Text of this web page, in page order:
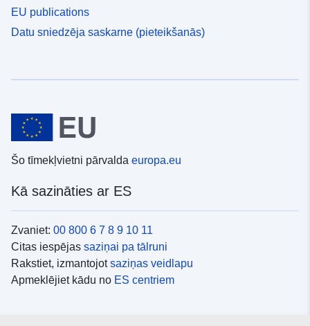
EU publications
Datu sniedzēja saskarne (pieteikšanās)
Šo tīmekļvietni pārvalda europa.eu
Kā sazināties ar ES
Zvaniet: 00 800 6 7 8 9 10 11
Citas iespējas saziņai pa tālruni
Rakstiet, izmantojotsaziņas veidlapu
Apmeklējiet kādu no ES centriem